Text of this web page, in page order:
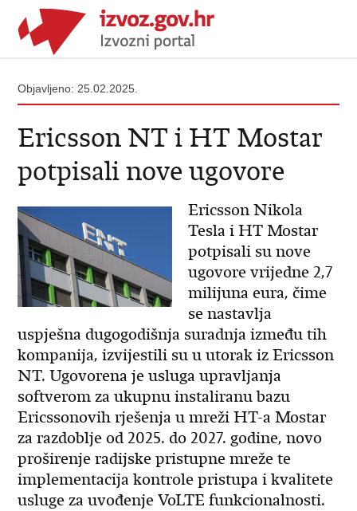
Objavljeno: 25.02.2025.
Ericsson NT i HT Mostar
potpisali nove ugovore
Ericsson Nikola
Tesla i HT Mostar
potpisali su nove
ugovore vrijedne 2,7
milijuna eura, čime
se nastavlja
uspješna dugogodišnja suradnja između tih
kompanija, izvijestili su u utorak iz Ericsson
NT. Ugovorena je usluga upravljanja
softverom za ukupnu instaliranu bazu
Ericssonovih rješenja u mreži HT-a Mostar
za razdoblje od 2025. do 2027. godine, novo
proširenje radijske pristupne mreže te
implementacija kontrole pristupa i kvalitete
usluge za uvođenje VoLTE funkcionalnosti.